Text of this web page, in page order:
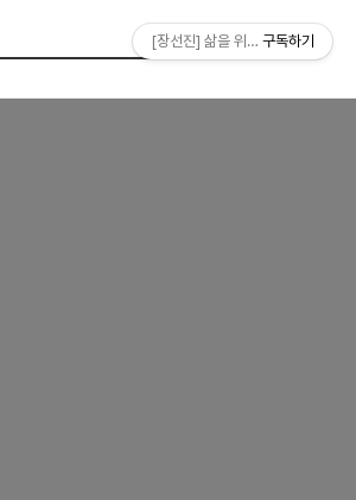
[장선진] 삶을 위한 소프트웨어
구독하기